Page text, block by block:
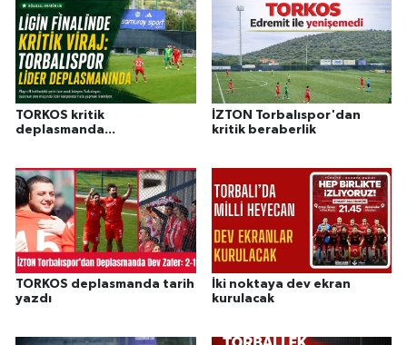
TORKOS kritik
deplasmanda...
İZTON Torbalıspor'dan
kritik beraberlik
TORKOS deplasmanda tarih
yazdı
İki noktaya dev ekran
kurulacak